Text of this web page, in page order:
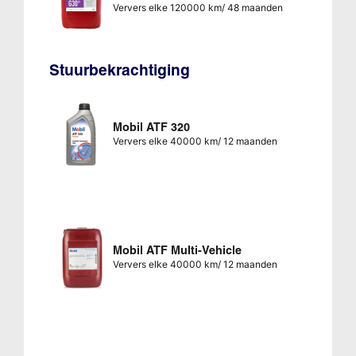
Ververs elke 120000 km/ 48 maanden
Stuurbekrachtiging
Mobil ATF 320
Ververs elke 40000 km/ 12 maanden
Mobil ATF Multi-Vehicle
Ververs elke 40000 km/ 12 maanden